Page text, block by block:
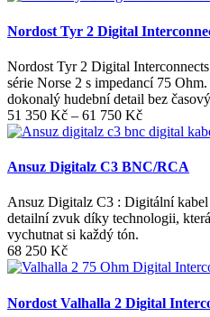
Nordost Tyr 2 Digital
Nordost Tyr 2 Digital
série Norse 2 s impedancí 75
dokonalý hudební detail bez
51 350 Kč – 61 750 KčRozpětí
cen:
350 Kč
61
750 Kč
Ansuz Digitalz C3 BNC/RCA
Ansuz Digitalz C3 : Digitální kabel
detailní zvuk díky technologii,
vychutnat si každý tón.
68 250 Kč
Nordost Valhalla 2 Digital